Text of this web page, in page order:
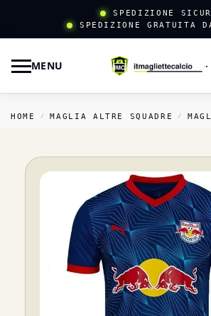
SPEDIZIONE
SPEDIZIONE GRATUITA
MENU
HOME / MAGLIA ALTRE SQUADRE /